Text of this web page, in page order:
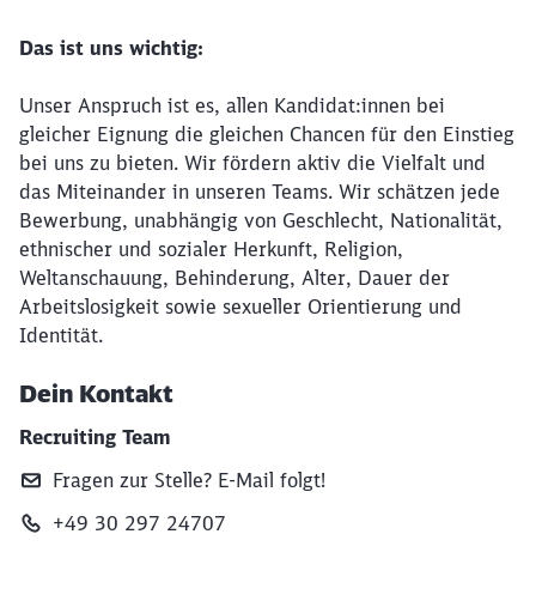
Das ist uns wichtig:
Unser Anspruch ist es, allen Kandidat:innen bei
gleicher Eignung die gleichen Chancen für den Einstieg
bei uns zu bieten. Wir fördern aktiv die Vielfalt und
das Miteinander in unseren Teams. Wir schätzen jede
Bewerbung, unabhängig von Geschlecht, Nationalität,
ethnischer und sozialer Herkunft, Religion,
Weltanschauung, Behinderung, Alter, Dauer der
Arbeitslosigkeit sowie sexueller Orientierung und
Identität.
Dein Kontakt
Recruiting Team
Fragen zur Stelle? E‑Mail folgt!
+49 30 297 24707